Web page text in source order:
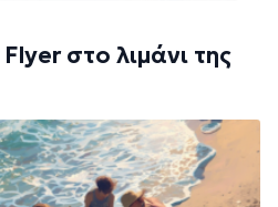
στο λιμάνι της